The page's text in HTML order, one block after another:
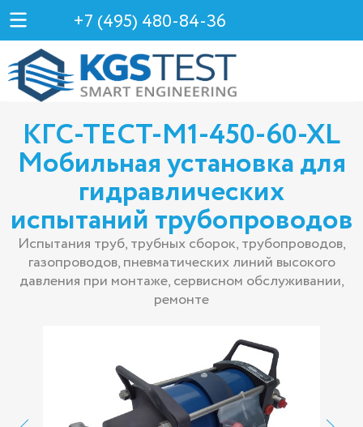
+7 (495) 480-84-36
КГС-ТЕСТ-М1-450-60-ХL
Мобильная установка для
гидравлических
испытаний трубопроводов
Испытания труб, трубных сборок, трубопроводов,
газопроводов, пневматических линий высокого
давления при монтаже, сервисном обслуживании,
ремонте